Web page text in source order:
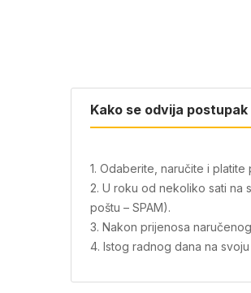
Kako se odvija
1. Odaberite, naručite i platite
2. U roku od nekoliko sati na
poštu – SPAM).
3. Nakon prijenosa
4. Istog radnog dana na